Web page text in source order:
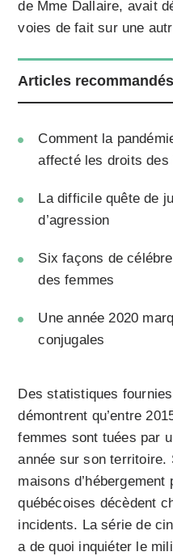
de Mme Dallaire, avait
voies de fait sur une
Articles
Comment la
affecté les droits des
La difficile quête de
d’agression
Six façons de
des femmes
Une année 2020
conjugales
Des statistiques
démontrent qu’entre
femmes sont tuées par
année sur son territoire.
maisons
québécoises décèdent
incidents. La série de
a de quoi inquiéter le